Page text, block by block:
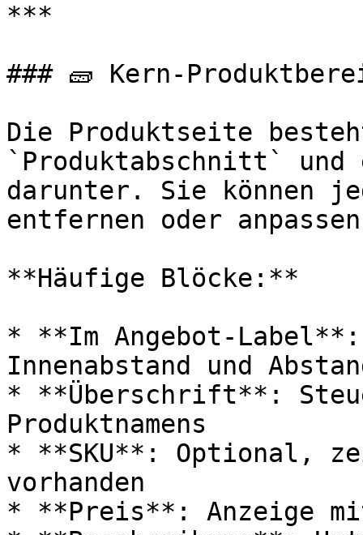
***
### 🧱 Kern-
Die Produktseite
`Produktabschnitt` und
darunter. Sie können
entfernen oder
**Häufige Blöcke:**
* **Im Angebot-
Innenabstand und
* **Überschrift**:
Produktnamens
* **SKU**: Optional,
vorhanden
* **Preis**: Anzeige mit